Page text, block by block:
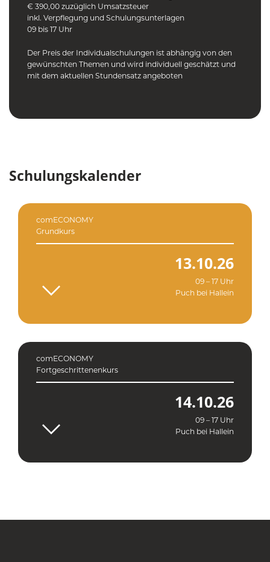
€ 390,00 zuzüglich Umsatzsteuer
inkl. Verpflegung und Schulungsunterlagen
09 bis 17 Uhr
Der Preis der Individualschulungen ist abhängig von den
gewünschten Themen und wird individuell geschätzt und
mit dem aktuellen Stundensatz angeboten
Schulungskalender
comECONOMY
Grundkurs
13.10.26
09 – 17 Uhr
Puch bei Hallein
comECONOMY
Fortgeschrittenenkurs
14.10.26
09 – 17 Uhr
Puch bei Hallein